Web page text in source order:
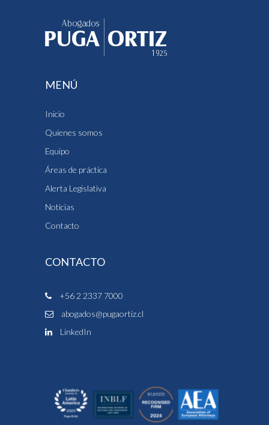
MENÚ
Inicio
Quienes somos
Equipo
Áreas de práctica
Alerta Legislativa
Noticias
Contacto
CONTACTO
+56 2 2337 7000
abogados@pugaortiz.cl
LinkedIn